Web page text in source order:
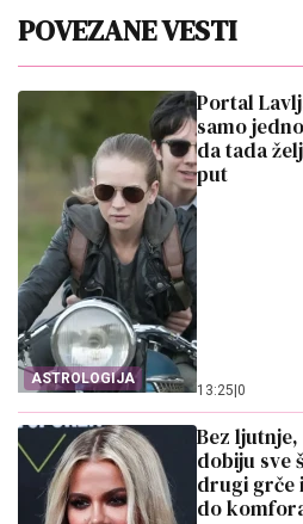
POVEZANE VESTI
ASTROLOGIJA
Portal
samo
da tada
put
13:25|0
Bez
dobiju sve
drugi grče
do